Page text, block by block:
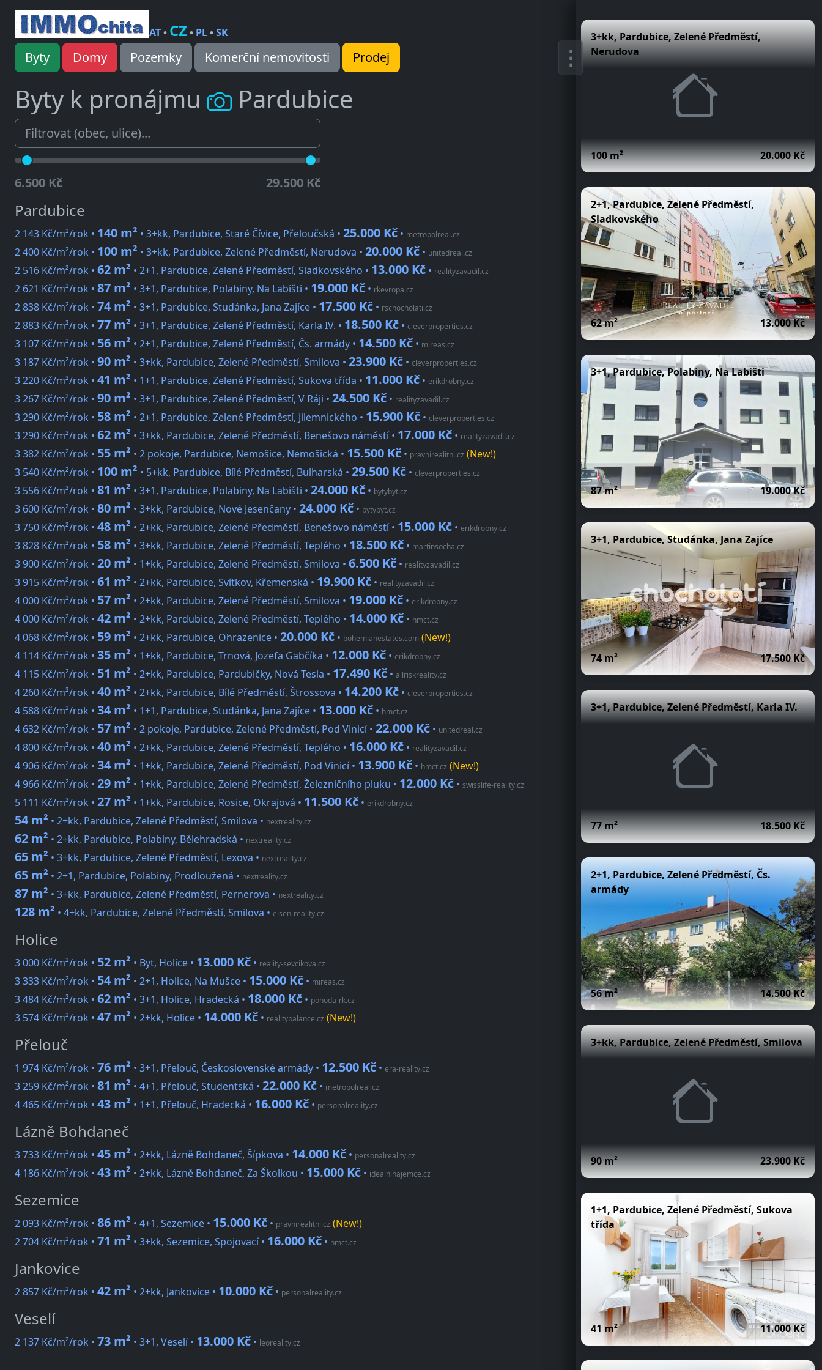
AT• CZ• PL•SK
Byty Domy Pozemky Komerční nemovitosti Prodej
Byty k pronájmu Pardubice
6.500 Kč 29.500 Kč
Pardubice
2 143 Kč/m²/rok • 140 m² • 3+kk, Pardubice, Staré Čívice, Přeloučská • 25.000 Kč • metropolreal.cz
2 400 Kč/m²/rok • 100 m² • 3+kk, Pardubice, Zelené Předměstí, Nerudova • 20.000 Kč • unitedreal.cz
2 516 Kč/m²/rok • 62 m² • 2+1, Pardubice, Zelené Předměstí, Sladkovského • 13.000 Kč • realityzavadil.cz
2 621 Kč/m²/rok • 87 m² • 3+1, Pardubice, Polabiny, Na Labišti • 19.000 Kč • rkevropa.cz
2 838 Kč/m²/rok • 74 m² • 3+1, Pardubice, Studánka, Jana Zajíce • 17.500 Kč • rschocholati.cz
2 883 Kč/m²/rok • 77 m² • 3+1, Pardubice, Zelené Předměstí, Karla IV. • 18.500 Kč • cleverproperties.cz
3 107 Kč/m²/rok • 56 m² • 2+1, Pardubice, Zelené Předměstí, Čs. armády • 14.500 Kč • mireas.cz
3 187 Kč/m²/rok • 90 m² • 3+kk, Pardubice, Zelené Předměstí, Smilova • 23.900 Kč • cleverproperties.cz
3 220 Kč/m²/rok • 41 m² • 1+1, Pardubice, Zelené Předměstí, Sukova třída • 11.000 Kč • erikdrobny.cz
3 267 Kč/m²/rok • 90 m² • 3+1, Pardubice, Zelené Předměstí, V Ráji • 24.500 Kč • realityzavadil.cz
3 290 Kč/m²/rok • 58 m² • 2+1, Pardubice, Zelené Předměstí, Jilemnického • 15.900 Kč • cleverproperties.cz
3 290 Kč/m²/rok • 62 m² • 3+kk, Pardubice, Zelené Předměstí, Benešovo náměstí • 17.000 Kč • realityzavadil.cz
3 382 Kč/m²/rok • 55 m² • 2 pokoje, Pardubice, Nemošice, Nemošická • 15.500 Kč • pravnirealitni.cz (New!)
3 540 Kč/m²/rok • 100 m² • 5+kk, Pardubice, Bílé Předměstí, Bulharská • 29.500 Kč • cleverproperties.cz
3 556 Kč/m²/rok • 81 m² • 3+1, Pardubice, Polabiny, Na Labišti • 24.000 Kč • bytybyt.cz
3 600 Kč/m²/rok • 80 m² • 3+kk, Pardubice, Nové Jesenčany • 24.000 Kč • bytybyt.cz
3 750 Kč/m²/rok • 48 m² • 2+kk, Pardubice, Zelené Předměstí, Benešovo náměstí • 15.000 Kč • erikdrobny.cz
3 828 Kč/m²/rok • 58 m² • 3+kk, Pardubice, Zelené Předměstí, Teplého • 18.500 Kč • martinsocha.cz
3 900 Kč/m²/rok • 20 m² • 1+kk, Pardubice, Zelené Předměstí, Smilova • 6.500 Kč • realityzavadil.cz
3 915 Kč/m²/rok • 61 m² • 2+kk, Pardubice, Svítkov, Křemenská • 19.900 Kč • realityzavadil.cz
4 000 Kč/m²/rok • 57 m² • 2+kk, Pardubice, Zelené Předměstí, Smilova • 19.000 Kč • erikdrobny.cz
4 000 Kč/m²/rok • 42 m² • 2+kk, Pardubice, Zelené Předměstí, Teplého • 14.000 Kč • hmct.cz
4 068 Kč/m²/rok • 59 m² • 2+kk, Pardubice, Ohrazenice • 20.000 Kč • bohemianestates.com (New!)
4 114 Kč/m²/rok • 35 m² • 1+kk, Pardubice, Trnová, Jozefa Gabčíka • 12.000 Kč • erikdrobny.cz
4 115 Kč/m²/rok • 51 m² • 2+kk, Pardubice, Pardubičky, Nová Tesla • 17.490 Kč • allriskreality.cz
4 260 Kč/m²/rok • 40 m² • 2+kk, Pardubice, Bílé Předměstí, Štrossova • 14.200 Kč • cleverproperties.cz
4 588 Kč/m²/rok • 34 m² • 1+1, Pardubice, Studánka, Jana Zajíce • 13.000 Kč • hmct.cz
4 632 Kč/m²/rok • 57 m² • 2 pokoje, Pardubice, Zelené Předměstí, Pod Vinicí • 22.000 Kč • unitedreal.cz
4 800 Kč/m²/rok • 40 m² • 2+kk, Pardubice, Zelené Předměstí, Teplého • 16.000 Kč • realityzavadil.cz
4 906 Kč/m²/rok • 34 m² • 1+kk, Pardubice, Zelené Předměstí, Pod Vinicí • 13.900 Kč • hmct.cz (New!)
4 966 Kč/m²/rok • 29 m² • 1+kk, Pardubice, Zelené Předměstí, Železničního pluku • 12.000 Kč • swisslife-reality.cz
5 111 Kč/m²/rok • 27 m² • 1+kk, Pardubice, Rosice, Okrajová • 11.500 Kč • erikdrobny.cz
54 m² • 2+kk, Pardubice, Zelené Předměstí, Smilova • nextreality.cz
62 m² • 2+kk, Pardubice, Polabiny, Bělehradská • nextreality.cz
65 m² • 3+kk, Pardubice, Zelené Předměstí, Lexova • nextreality.cz
65 m² • 2+1, Pardubice, Polabiny, Prodloužená • nextreality.cz
87 m² • 3+kk, Pardubice, Zelené Předměstí, Pernerova • nextreality.cz
128 m² • 4+kk, Pardubice, Zelené Předměstí, Smilova • eisen-reality.cz
Holice
3 000 Kč/m²/rok • 52 m² • Byt, Holice • 13.000 Kč • reality-sevcikova.cz
3 333 Kč/m²/rok • 54 m² • 2+1, Holice, Na Mušce • 15.000 Kč • mireas.cz
3 484 Kč/m²/rok • 62 m² • 3+1, Holice, Hradecká • 18.000 Kč • pohoda-rk.cz
3 574 Kč/m²/rok • 47 m² • 2+kk, Holice • 14.000 Kč • realitybalance.cz (New!)
Přelouč
1 974 Kč/m²/rok • 76 m² • 3+1, Přelouč, Československé armády • 12.500 Kč • era-reality.cz
3 259 Kč/m²/rok • 81 m² • 4+1, Přelouč, Studentská • 22.000 Kč • metropolreal.cz
4 465 Kč/m²/rok • 43 m² • 1+1, Přelouč, Hradecká • 16.000 Kč • personalreality.cz
Lázně Bohdaneč
3 733 Kč/m²/rok • 45 m² • 2+kk, Lázně Bohdaneč, Šípkova • 14.000 Kč • personalreality.cz
4 186 Kč/m²/rok • 43 m² • 2+kk, Lázně Bohdaneč, Za Školkou • 15.000 Kč • idealninajemce.cz
Sezemice
2 093 Kč/m²/rok • 86 m² • 4+1, Sezemice • 15.000 Kč • pravnirealitni.cz (New!)
2 704 Kč/m²/rok • 71 m² • 3+kk, Sezemice, Spojovací • 16.000 Kč • hmct.cz
Jankovice
2 857 Kč/m²/rok • 42 m² • 2+kk, Jankovice • 10.000 Kč • personalreality.cz
Veselí
2 137 Kč/m²/rok • 73 m² • 3+1, Veselí • 13.000 Kč • leoreality.cz